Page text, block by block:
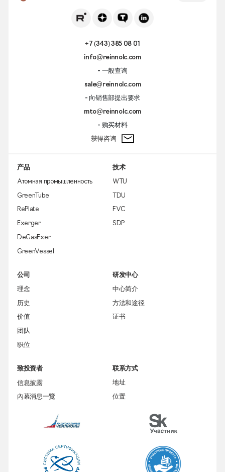
+7 (343) 385 08 01
info@reinnolc.com
- 一般查询
sale@reinnolc.com
- 向销售部提出要求
mto@reinnolc.com
- 购买材料
获得咨询
产品
Атомная промышленность
GreenTube
RePlate
Exerger
DeGasExer
GreenVessel
技术
WTU
TDU
FVC
SDP
公司
理念
历史
价值
团队
职位
研发中心
中心简介
方法和途径
证书
致投资者
信息披露
內幕消息一覽
联系方式
地址
位置